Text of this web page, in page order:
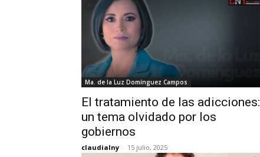
Ma. de la Luz Domínguez Campos
El tratamiento de las adicciones:
un tema olvidado por los
gobiernos
claudialny - 15 julio, 2025